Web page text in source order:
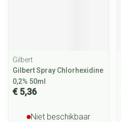
Gilbert
Gilbert Spray Chlorhexidine
0,2% 50ml
€ 5,36
Niet beschikbaar